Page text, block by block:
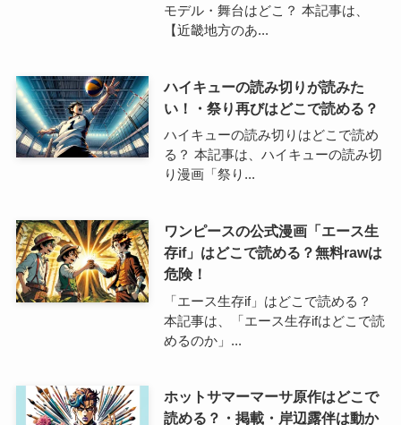
モデル・舞台はどこ？ 本記事は、
【近畿地方のあ...
ハイキューの読み切りが読みた
い！・祭り再びはどこで読める？
ハイキューの読み切りはどこで読め
る？ 本記事は、ハイキューの読み切
り漫画「祭り...
ワンピースの公式漫画「エース生
存if」はどこで読める？無料rawは
危険！
「エース生存if」はどこで読める？
本記事は、「エース生存ifはどこで読
めるのか」...
ホットサマーマーサ原作はどこで
読める？・掲載・岸辺露伴は動か